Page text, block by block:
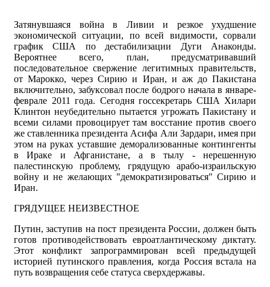
Затянувшаяся война в Ливии и резкое ухудшение
экономической ситуации, по всей видимости, сорвали
график США по дестабилизации Дуги Анаконды.
Вероятнее всего, план, предусматривавший
последовательное свержение легитимных правительств,
от Марокко, через Сирию и Иран, и аж до Пакистана
включительно, забуксовал после бодрого начала в январе-
феврале 2011 года. Сегодня госсекретарь США Хилари
Клинтон неубедительно пытается угрожать Пакистану и
всеми силами провоцирует там восстание против своего
же ставленника президента Асифа Али Зардари, имея при
этом на руках уставшие деморализованные контингенты
в Ираке и Афганистане, а в тылу - нерешенную
палестинскую проблему, грядущую арабо-израильскую
войну и не желающих "демократизироваться" Сирию и
Иран.
ГРЯДУЩЕЕ НЕИЗВЕСТНОЕ
Путин, заступив на пост президента России, должен быть
готов противодействовать евроатлантическому диктату.
Этот конфликт запрограммирован всей предыдущей
историей путинского правления, когда Россия встала на
путь возвращения себе статуса сверхдержавы.